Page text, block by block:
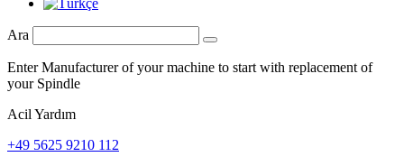
Ara
Enter Manufacturer of your machine to start with replacement of
your Spindle
Acil Yardım
+49 5625 9210 112